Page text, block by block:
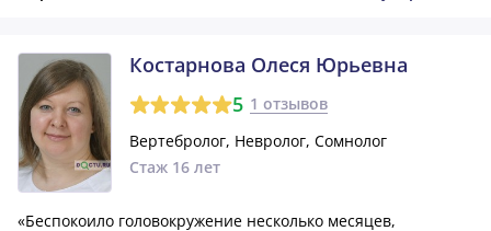
Костарнова Олеся Юрьевна
5 1 отзывов
Вертебролог, Невролог, Сомнолог
Стаж 16 лет
«Беспокоило головокружение несколько месяцев,